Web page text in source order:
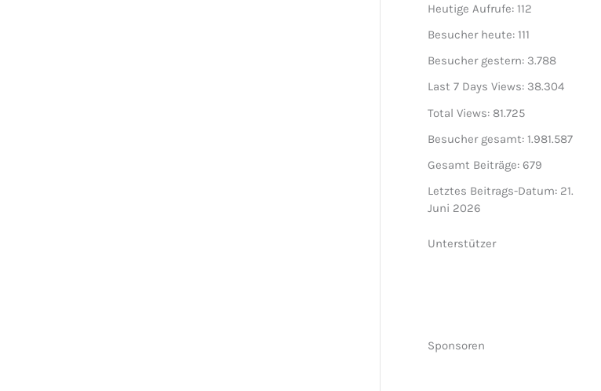
Heutige Aufrufe:112
Besucher heute:111
Besucher gestern: 3.788
Last 7 Days Views: 38.304
Total Views: 81.725
Besucher gesamt:1.981.587
Gesamt Beiträge:679
Letztes Beitrags-Datum: 21.
Juni 2026
Unterstützer
Sponsoren